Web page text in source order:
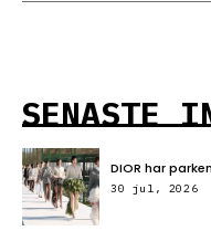
SENASTE
DIOR har
30 jul, 2026